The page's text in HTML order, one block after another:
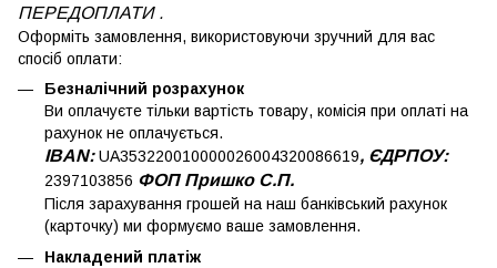
ПЕРЕДОПЛАТИ .
Оформіть замовлення, використовуючи зручний для вас
спосіб оплати:
Безналічний розрахунок
Ви оплачуєте тільки вартість товару, комісія при оплаті на
рахунок не оплачується.
IBAN:UA353220010000026004320086619, ЄДРПОУ:
2397103856 ФОП Пришко С.П.
Після зарахування грошей на наш банківський рахунок
(карточку) ми формуємо ваше замовлення.
Накладений платіж